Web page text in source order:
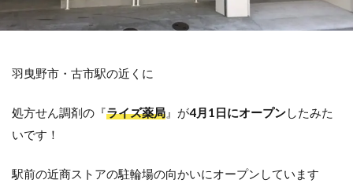
羽曳野市・古市駅の近くに
処方せん調剤の『ライズ薬局 』が4月1日にオープンしたみた
いです！
駅前の近商ストアの駐輪場の向かいにオープンしています